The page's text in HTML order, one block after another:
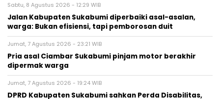
Sabtu, 8 Agustus 2026 - 12:29 WIB
Jalan Kabupaten Sukabumi diperbaiki asal-asalan,
warga: Bukan efisiensi, tapi pemborosan duit
Jumat, 7 Agustus 2026 - 23:21 WIB
Pria asal Ciambar Sukabumi pinjam motor berakhir
dipermak warga
Jumat, 7 Agustus 2026 - 19:24 WIB
DPRD Kabupaten Sukabumi sahkan Perda Disabilitas,